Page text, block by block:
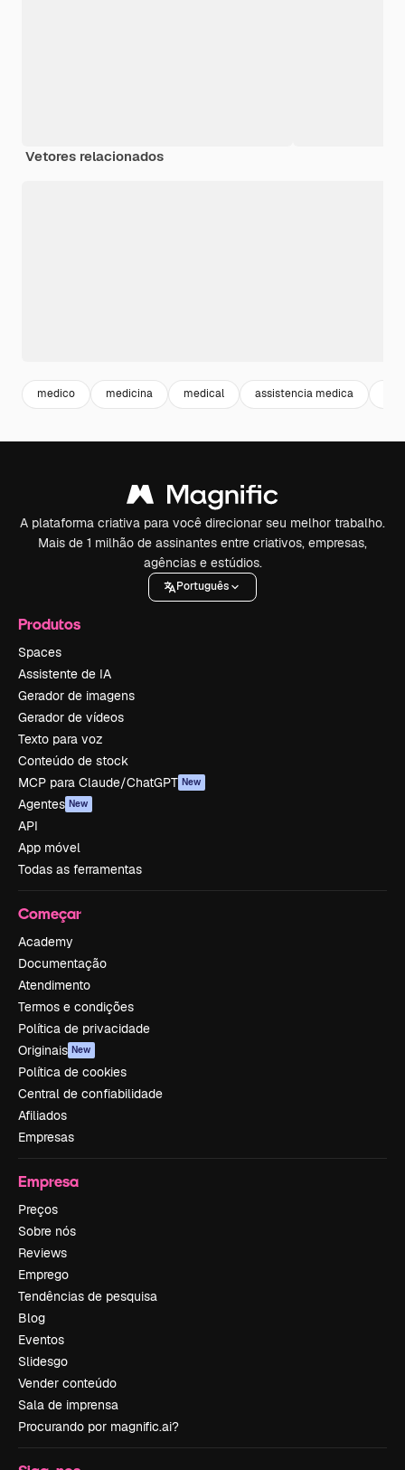
Vetores relacionados
medico medicina medical assistencia medica
A plataforma criativa para você direcionar seu melhor trabalho.
Mais de 1 milhão de assinantes entre criativos, empresas,
agências e estúdios.
Português
Produtos
Spaces
Assistente de IA
Gerador de imagens
Gerador de vídeos
Texto para voz
Conteúdo de stock
MCP para Claude/ChatGPT New
Agentes New
API
App móvel
Todas as ferramentas
Começar
Academy
Documentação
Atendimento
Termos e condições
Política de privacidade
Originais New
Política de cookies
Central de confiabilidade
Afiliados
Empresas
Empresa
Preços
Sobre nós
Reviews
Emprego
Tendências de pesquisa
Blog
Eventos
Slidesgo
Vender conteúdo
Sala de imprensa
Procurando por magnific.ai?